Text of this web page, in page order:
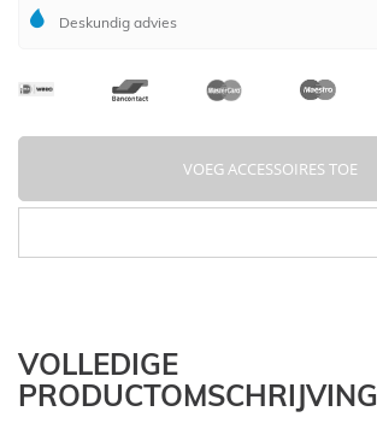
Deskundig advies
VOEG ACCESSOIRES TOE
VOLLEDIGE
PRODUCTOMSCHRIJVING